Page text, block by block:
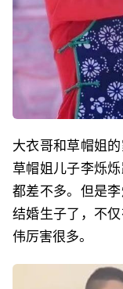
大衣哥和草帽姐
草帽姐儿子李烁
都差不多。但是
结婚生子了，不
伟厉害很多。